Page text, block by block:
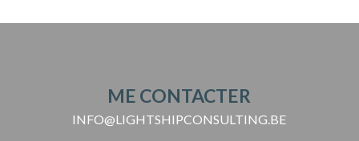
ME CONTACTER
INFO@LIGHTSHIPCONSULTING.BE